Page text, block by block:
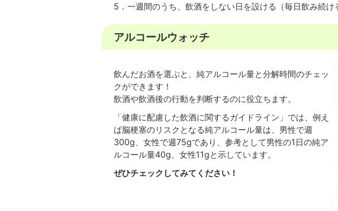
5．一週間のうち、飲酒をしない日を設ける（毎日飲み続け
アルコールウォッチ
飲んだお酒を選ぶと、純アルコール量と分解時間のチェッ
クができます！
飲酒や飲酒後の行動を判断するのに役立ちます。
「健康に配慮した飲酒に関するガイドライン」では、例え
ば脳梗塞のリスクとなる純アルコール量は、男性で週
300g、女性で週75gであり、参考として男性の1日の純ア
ルコール量40g、女性11gと示しています。
ぜひチェックしてみてください！